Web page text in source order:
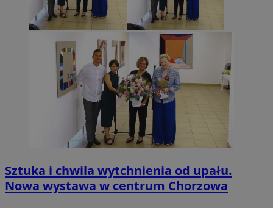
Sztuka i chwila wytchnienia od upału.
Nowa wystawa w centrum Chorzowa